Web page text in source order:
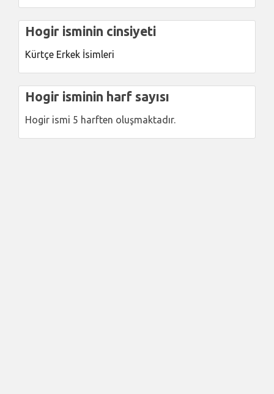
Hogir isminin cinsiyeti
Kürtçe Erkek İsimleri
Hogir isminin harf sayısı
Hogir ismi 5 harften oluşmaktadır.